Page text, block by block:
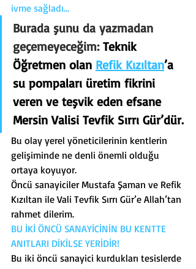
ivme sağladı…
Burada şunu da yazmadan
geçemeyeceğim: Teknik
Öğretmen olan Refik Kızıltan’a
su pompaları üretim fikrini
veren ve teşvik eden efsane
Mersin Valisi Tevfik Sırrı Gür’dür.
Bu olay yerel yöneticilerinin kentlerin
gelişiminde ne denli önemli olduğu
ortaya koyuyor.
Öncü sanayiciler Mustafa Şaman ve Refik
Kızıltan ile Vali Tevfik Sırrı Gür’e Allah’tan
rahmet dilerim.
BU İKİ ÖNCÜ SANAYİCİNİN BU KENTTE
ANITLARI DİKİLSE YERİDİR!
Bu iki öncü sanayici kurdukları tesislerde